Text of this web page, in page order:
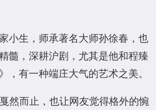
小生，师承著名大师孙徐春，也
髓，深耕沪剧，尤其是他和程臻
，有一种端庄大气的艺术之美。
然而止，也让网友觉得格外的惋